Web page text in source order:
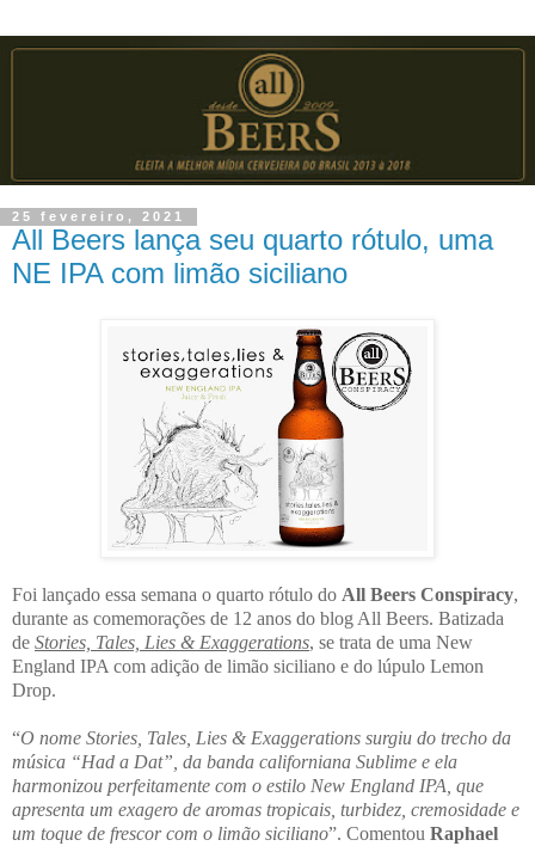
25 fevereiro, 2021
All Beers lança seu quarto rótulo, uma
NE IPA com limão siciliano
Foi lançado essa semana o quarto rótulo do All Beers Conspiracy,
durante as comemorações de 12 anos do blog All Beers. Batizada
de Stories, Tales, Lies & Exaggerations, se trata de uma New
England IPA com adição de limão siciliano e do lúpulo Lemon
Drop.
“O nome Stories, Tales, Lies & Exaggerations surgiu do trecho da
música “Had a Dat”, da banda californiana Sublime e ela
harmonizou perfeitamente com o estilo New England IPA, que
apresenta um exagero de aromas tropicais, turbidez, cremosidade e
um toque de frescor com o limão siciliano”. Comentou Raphael